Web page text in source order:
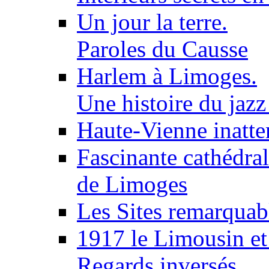
Un jour la terre.
Paroles du Causse
Harlem à Limoges.
Une histoire du
Haute-Vienne
Fascinante
de Limoges
Les Sites
1917 le Limousin